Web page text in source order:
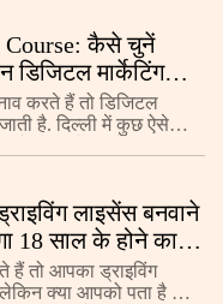
कैसे चुनें
डिजिटल मार्केटिंग
करते हैं तो डिजिटल
है. दिल्ली में कुछ ऐसे
लाइसेंस बनवाने
18 साल के होने का
तो आपका ड्राइविंग
क्या आपको पता है कि